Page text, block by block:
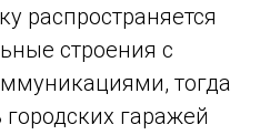
распространяется
строения с
тогда
гаражей